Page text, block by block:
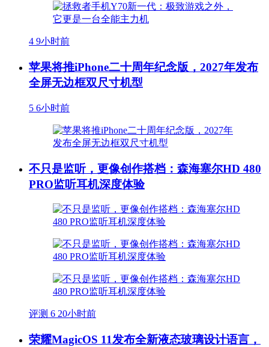
4 9小时前
苹果将推iPhone二十周年纪念版，2027年发布
全屏无边框双尺寸机型
5 6小时前
不只是监听，更像创作搭档：森海塞尔HD 480
PRO监听耳机深度体验
评测 6 20小时前
荣耀MagicOS 11发布全新液态玻璃设计语言，